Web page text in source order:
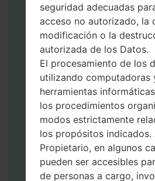
Descargue a su PC: la
Odin 3.
seguridad adecuadas
acceso no autorizado, la
modificación o la
autorizada de los Datos.
El procesamiento de los
utilizando computadoras
herramientas
los procedimientos
modos estrictamente
los propósitos indicados.
Propietario, en algunos
pueden ser accesibles
de personas a cargo,